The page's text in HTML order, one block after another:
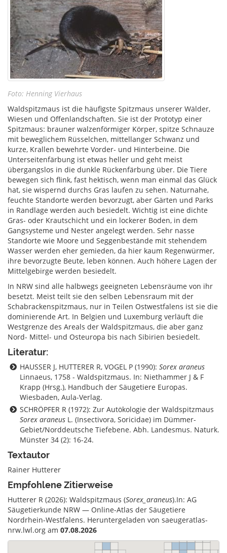
Foto: Henning Vierhaus
Waldspitzmaus ist die häufigste Spitzmaus unserer Wälder,
Wiesen und Offenlandschaften. Sie ist der Prototyp einer
Spitzmaus: brauner walzenförmiger Körper, spitze Schnauze
mit beweglichem Rüsselchen, mittellanger Schwanz und
kurze, Krallen bewehrte Vorder- und Hinterbeine. Die
Unterseitenfärbung ist etwas heller und geht meist
übergangslos in die dunkle Rückenfärbung über. Die Tiere
bewegen sich flink, fast hektisch, wenn man einmal das Glück
hat, sie wispernd durchs Gras laufen zu sehen. Naturnahe,
feuchte Standorte werden bevorzugt, aber Gärten und Parks
in Randlage werden auch besiedelt. Wichtig ist eine dichte
Gras- oder Krautschicht und ein lockerer Boden, in dem
Gangsysteme und Nester angelegt werden. Sehr nasse
Standorte wie Moore und Seggenbestände mit stehendem
Wasser werden eher gemieden, da hier kaum Regenwürmer,
ihre bevorzugte Beute, leben können. Auch höhere Lagen der
Mittelgebirge werden besiedelt.
In NRW sind alle halbwegs geeigneten Lebensräume von ihr
besetzt. Meist teilt sie den selben Lebensraum mit der
Schabrackenspitzmaus, nur in Teilen Ostwestfalens ist sie die
dominierende Art. In Belgien und Luxemburg verläuft die
Westgrenze des Areals der Waldspitzmaus, die aber ganz
Nord- Mittel- und Osteuropa bis nach Sibirien besiedelt.
Literatur:
HAUSSER J, HUTTERER R, VOGEL P (1990): Sorex araneus
Linnaeus, 1758 - Waldspitzmaus. In: Niethammer J & F
Krapp (Hrsg.), Handbuch der Säugetiere Europas.
Wiesbaden, Aula-Verlag.
SCHRÖPFER R (1972): Zur Autökologie der Waldspitzmaus
Sorex araneus L. (Insectivora, Soricidae) im Dümmer-
Gebiet/Norddeutsche Tiefebene. Abh. Landesmus. Naturk.
Münster 34 (2): 16-24.
Textautor
Rainer Hutterer
Empfohlene Zitierweise
Hutterer R (2026): Waldspitzmaus (Sorex_araneus).In: AG
Säugetierkunde NRW — Online-Atlas der Säugetiere
Nordrhein-Westfalens. Heruntergeladen von saeugeratlas-
nrw.lwl.org am 07.08.2026